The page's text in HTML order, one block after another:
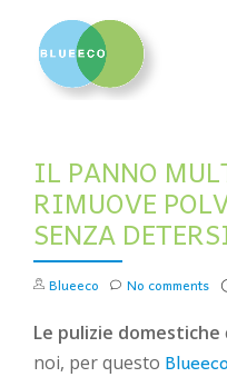
IL PANNO
RIMUOVE
SENZA
Blueeco No comments
Le pulizie domestiche
noi, per questo Blueeco